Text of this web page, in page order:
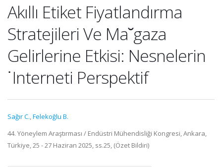
Akıllı Etiket Fiyatlandırma
Stratejileri Ve Ma˘gaza
Gelirlerine Etkisi: Nesnelerin
˙Interneti Perspektif
Sağır C.,Felekoğlu B.
44. Yöneylem Araştırması / Endüstri Mühendisliği Kongresi, Ankara,
Türkiye, 25 - 27 Haziran 2025, ss.25, (Özet Bildiri)